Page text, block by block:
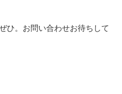
ひ。お問い合わせお待ちして